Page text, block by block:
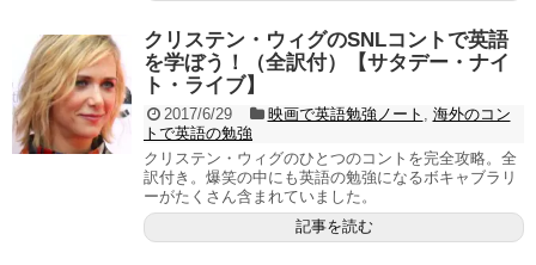
クリステン・ウィグのSNLコントで英語
を学ぼう！（全訳付）【サタデー・ナイ
ト・ライブ】
2017/6/29 映画で英語勉強ノート
海外のコン
トで英語の勉強
クリステン・ウィグのひとつのコントを完全攻略。全
訳付き。爆笑の中にも英語の勉強になるボキャブラリ
ーがたくさん含まれていました。
記事を読む